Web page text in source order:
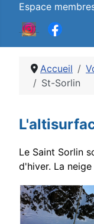
Espace
Accueil
St-Sorlin
Détails
Le Saint Sorlin
d'hiver. La